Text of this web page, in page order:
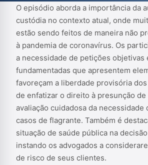
O episódio aborda a importância da
custódia no contexto atual, onde
estão sendo feitos de maneira não
à pandemia de coronavírus. Os
a necessidade de petições objetivas
fundamentadas que apresentem
favoreçam a liberdade provisória
de enfatizar o direito à presunção de
avaliação cuidadosa da necessidade
casos de flagrante. Também é
situação de saúde pública na
instando os advogados a
de risco de seus clientes.